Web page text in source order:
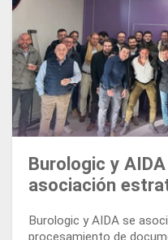
Burologic y
asociación
Francia
Burologic y AIDA se
procesamiento de